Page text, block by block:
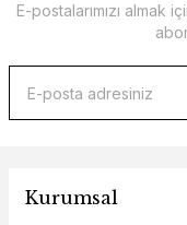
E-postalarımızı
Kurumsal